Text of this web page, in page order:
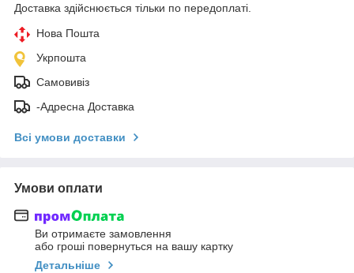
Доставка здійснюється тільки по передоплаті.
Нова Пошта
Укрпошта
Самовивіз
-Адресна Доставка
Всі умови доставки
Умови оплати
Ви отримаєте замовлення
або гроші повернуться на вашу картку
Детальніше